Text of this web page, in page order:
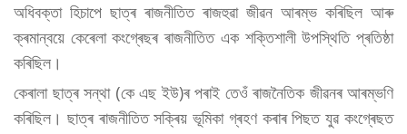
অধিবক্তা হিচাপে ছাত্ৰ ৰাজনীতিত ৰাজহুৱা জীৱন আৰম্ভ কৰিছিল আৰু
ক্ৰমান্বয়ে কেৰেলা কংগ্ৰেছৰ ৰাজনীতিত এক শক্তিশালী উপস্থিতি প্ৰতিষ্ঠা
কৰিছিল।
কেৰালা ছাত্ৰ সন্থা (কে এছ ইউ)ৰ পৰাই তেওঁ ৰাজনৈতিক জীৱনৰ আৰম্ভণি
কৰিছিল। ছাত্ৰ ৰাজনীতিত সক্ৰিয় ভূমিকা গ্ৰহণ কৰাৰ পিছত যুৱ কংগ্ৰেছত